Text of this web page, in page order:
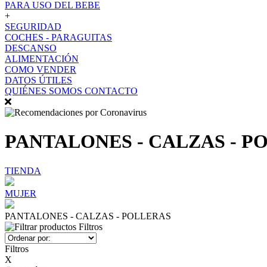
PARA USO DEL BEBE
+
SEGURIDAD
COCHES - PARAGUITAS
DESCANSO
ALIMENTACIÓN
COMO VENDER
DATOS ÚTILES
QUIÉNES SOMOS CONTACTO
PANTALONES - CALZAS -
TIENDA
MUJER
PANTALONES - CALZAS - POLLERAS
Filtros
Filtros
X